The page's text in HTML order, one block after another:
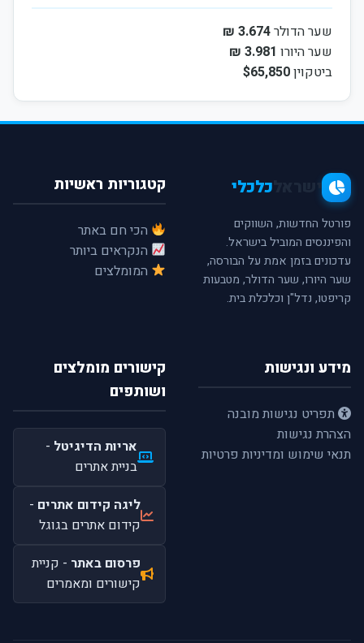
שער הדולר3.674 ₪
שער היורו 3.981 ₪
ביטקוין$65,850
כלכלי
פורטל החדשות, השווקים
והפיננסים המוביל בישראל.
עדכונים בזמן אמת על הבורסה,
שער היורו, שער הדולר, מטבעות
קריפטו, נדל"ן וכלכלת בית.
קטגוריות ראשיות
הכי חם באתר
הנקראים ביותר
המומלצים
מידע ונגישות
תפריט נגישות מובנה
הצהרת נגישות
תנאי שימוש ומדיניות פרטיות
קישורים מומלצים
ושותפים
אריות הדיגיטל -
בניית אתרים
ליגה קידום אתרים -
קידום אתרים בגוגל
פרסום באתר - קניית
קישורים ומאמרים